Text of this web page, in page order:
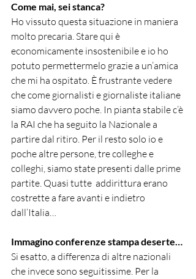
Come mai, sei stanca?
Ho vissuto questa situazione in maniera
molto precaria. Stare qui è
economicamente insostenibile e io ho
potuto permettermelo grazie a un’amica
che mi ha ospitato. È frustrante vedere
che come giornalisti e giornaliste italiane
siamo davvero poche. In pianta stabile c’è
la RAI che ha seguito la Nazionale a
partire dal ritiro. Per il resto solo io e
poche altre persone, tre colleghe e
colleghi, siamo state presenti dalle prime
partite. Quasi tutte  addirittura erano
costrette a fare avanti e indietro
dall’Italia…
Immagino conferenze stampa deserte…
Si esatto, a differenza di altre nazionali
che invece sono seguitissime. Per la